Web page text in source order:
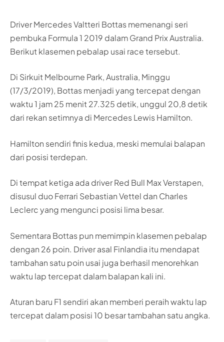
Driver Mercedes Valtteri Bottas memenangi seri
pembuka Formula 1 2019 dalam Grand Prix Australia.
Berikut klasemen pebalap usai race tersebut.
Di Sirkuit Melbourne Park, Australia, Minggu
(17/3/2019), Bottas menjadi yang tercepat dengan
waktu 1 jam 25 menit 27.325 detik, unggul 20,8 detik
dari rekan setimnya di Mercedes Lewis Hamilton.
Hamilton sendiri finis kedua, meski memulai balapan
dari posisi terdepan.
Di tempat ketiga ada driver Red Bull Max Verstapen,
disusul duo Ferrari Sebastian Vettel dan Charles
Leclerc yang mengunci posisi lima besar.
Sementara Bottas pun memimpin klasemen pebalap
dengan 26 poin. Driver asal Finlandia itu mendapat
tambahan satu poin usai juga berhasil menorehkan
waktu lap tercepat dalam balapan kali ini.
Aturan baru F1 sendiri akan memberi peraih waktu lap
tercepat dalam posisi 10 besar tambahan satu angka.